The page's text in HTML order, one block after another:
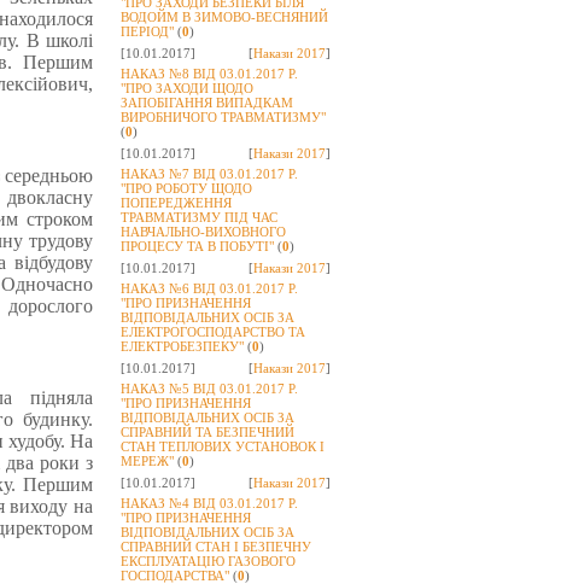
ВОДОЙМ В ЗИМОВО-ВЕСНЯНИЙ
ПЕРІОД" (0)
[10.01.2017]
[Накази 2017]
НАКАЗ №8 ВІД 03.01.2017 Р.
"ПРО ЗАХОДИ ЩОДО
ЗАПОБІГАННЯ ВИПАДКАМ
ВИРОБНИЧОГО ТРАВМАТИЗМУ"
(0)
[10.01.2017]
[Накази 2017]
НАКАЗ №7 ВІД 03.01.2017 Р.
"ПРО РОБОТУ ЩОДО
ПОПЕРЕДЖЕННЯ
ТРАВМАТИЗМУ ПІД ЧАС
НАВЧАЛЬНО-ВИХОВНОГО
ПРОЦЕСУ ТА В ПОБУТІ" (0)
[10.01.2017]
[Накази 2017]
НАКАЗ №6 ВІД 03.01.2017 Р.
"ПРО ПРИЗНАЧЕННЯ
ВІДПОВІДАЛЬНИХ ОСІБ ЗА
ЕЛЕКТРОГОСПОДАРСТВО ТА
ЕЛЕКТРОБЕЗПЕКУ" (0)
[10.01.2017]
[Накази 2017]
НАКАЗ №5 ВІД 03.01.2017 Р.
"ПРО ПРИЗНАЧЕННЯ
ВІДПОВІДАЛЬНИХ ОСІБ ЗА
СПРАВНИЙ ТА БЕЗПЕЧНИЙ
СТАН ТЕПЛОВИХ УСТАНОВОК І
МЕРЕЖ" (0)
[10.01.2017]
[Накази 2017]
НАКАЗ №4 ВІД 03.01.2017 Р.
"ПРО ПРИЗНАЧЕННЯ
ВІДПОВІДАЛЬНИХ ОСІБ ЗА
СПРАВНИЙ СТАН І БЕЗПЕЧНУ
ЕКСПЛУАТАЦІЮ ГАЗОВОГО
ГОСПОДАРСТВА" (0)
В школі
Першим
строком
трудову
підняла
будинку.
худобу. На
два роки з
Першим
виходу на